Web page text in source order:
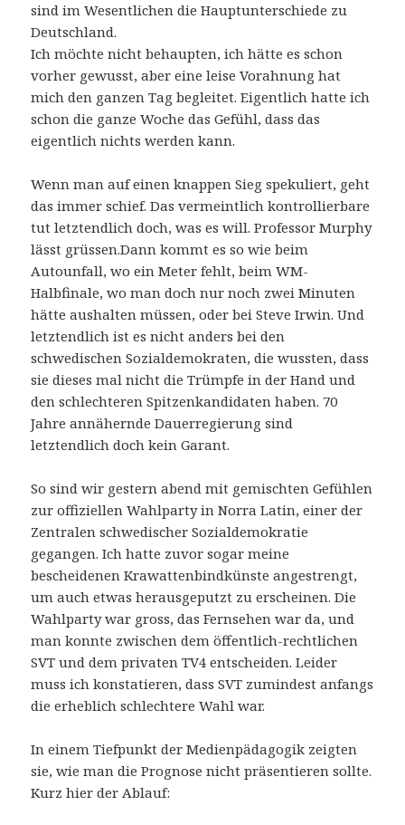
sind im Wesentlichen die Hauptunterschiede zu
Deutschland.
Ich möchte nicht behaupten, ich hätte es schon
vorher gewusst, aber eine leise Vorahnung hat
mich den ganzen Tag begleitet. Eigentlich hatte ich
schon die ganze Woche das Gefühl, dass das
eigentlich nichts werden kann.
Wenn man auf einen knappen Sieg spekuliert, geht
das immer schief. Das vermeintlich kontrollierbare
tut letztendlich doch, was es will. Professor Murphy
lässt grüssen.Dann kommt es so wie beim
Autounfall, wo ein Meter fehlt, beim WM-
Halbfinale, wo man doch nur noch zwei Minuten
hätte aushalten müssen, oder bei Steve Irwin. Und
letztendlich ist es nicht anders bei den
schwedischen Sozialdemokraten, die wussten, dass
sie dieses mal nicht die Trümpfe in der Hand und
den schlechteren Spitzenkandidaten haben. 70
Jahre annähernde Dauerregierung sind
letztendlich doch kein Garant.
So sind wir gestern abend mit gemischten Gefühlen
zur offiziellen Wahlparty in Norra Latin, einer der
Zentralen schwedischer Sozialdemokratie
gegangen. Ich hatte zuvor sogar meine
bescheidenen Krawattenbindkünste angestrengt,
um auch etwas herausgeputzt zu erscheinen. Die
Wahlparty war gross, das Fernsehen war da, und
man konnte zwischen dem öffentlich-rechtlichen
SVT und dem privaten TV4 entscheiden. Leider
muss ich konstatieren, dass SVT zumindest anfangs
die erheblich schlechtere Wahl war.
In einem Tiefpunkt der Medienpädagogik zeigten
sie, wie man die Prognose nicht präsentieren sollte.
Kurz hier der Ablauf: